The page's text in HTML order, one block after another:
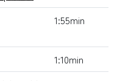
1:55min
1:10min